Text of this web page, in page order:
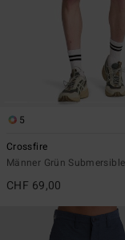
5
Crossfire
Männer Grün
CHF 69,00